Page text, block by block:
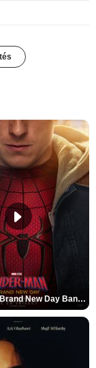
Spider-Man: Brand New Day Bande-annonce VO STFR